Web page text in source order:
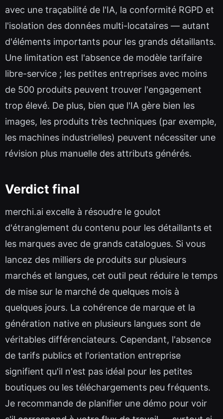
avec une traçabilité de l'IA, la conformité RGPD et
l'isolation des données multi-locataires — autant
d'éléments importants pour les grands détaillants.
Une limitation est l'absence de modèle tarifaire
libre-service ; les petites entreprises avec moins
de 500 produits peuvent trouver l'engagement
trop élevé. De plus, bien que l'IA gère bien les
images, les produits très techniques (par exemple,
les machines industrielles) peuvent nécessiter une
révision plus manuelle des attributs générés.
Verdict final
merchi.ai excelle à résoudre le goulot
d'étranglement du contenu pour les détaillants et
les marques avec de grands catalogues. Si vous
lancez des milliers de produits sur plusieurs
marchés et langues, cet outil peut réduire le temps
de mise sur le marché de quelques mois à
quelques jours. La cohérence de marque et la
génération native en plusieurs langues sont de
véritables différenciateurs. Cependant, l'absence
de tarifs publics et l'orientation entreprise
signifient qu'il n'est pas idéal pour les petites
boutiques ou les téléchargements peu fréquents.
Je recommande de planifier une démo pour voir